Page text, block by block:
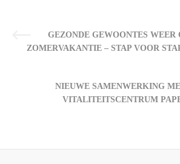
GEZONDE GEWOONTES WEER
ZOMERVAKANTIE – STAP VOOR
NIEUWE SAMENWERKING
VITALITEITSCENTRUM